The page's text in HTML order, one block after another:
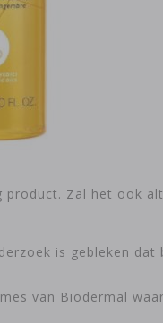
Zal het ook
is gebleken
van Biodermal